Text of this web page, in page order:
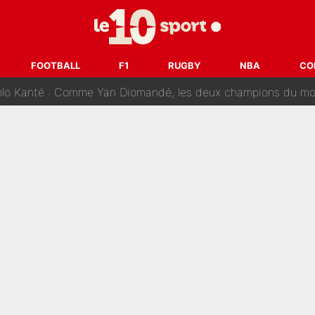
FOOTBALL F1 RUGBY NBA
CMA CGM recrute plusieurs coureurs pour offrir à Paul Seixas une
partance pour le PSG, le héros de la finale de la Coupe du monde
Kanté : Comme Yan Diomandé, les deux champions du